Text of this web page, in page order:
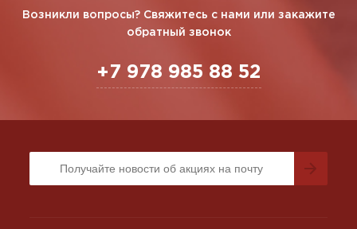
Возникли вопросы? Свяжитесь с нами или закажите
обратный звонок
+7 978 985 88 52